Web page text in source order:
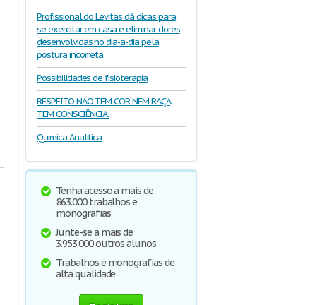
Profissional do Levitas dá dicas para
se exercitar em casa e eliminar dores
desenvolvidas no dia-a-dia pela
postura incorreta
Possibilidades de fisioterapia
RESPEITO NÃO TEM COR NEM RAÇA,
TEM CONSCIÊNCIA.
Quimica Analitica
Tenha acesso a mais de
863.000 trabalhos e
monografias
Junte-se a mais de
3.953.000 outros alunos
Trabalhos e monografias de
alta qualidade